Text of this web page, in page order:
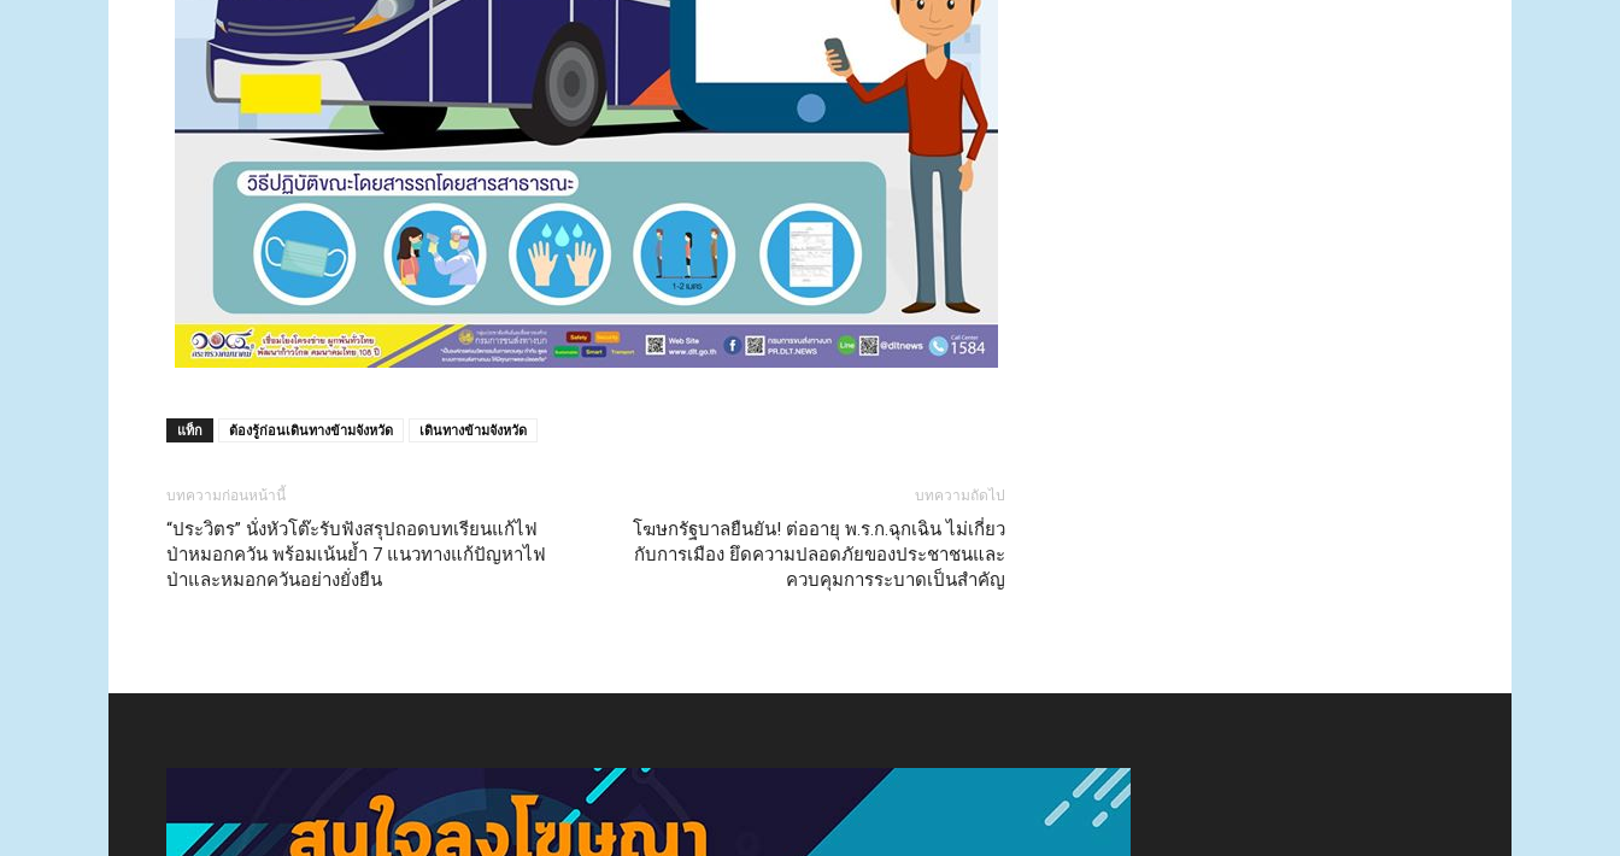
แท็ก ต้องรู้ก่อนเดินทางข้ามจังหวัด เดินทางข้ามจังหวัด
บทความก่อนหน้านี้
“ประวิตร” นั่งหัวโต๊ะรับฟังสรุปถอดบทเรียนแก้ไฟ
ป่าหมอกควัน พร้อมเน้นย้ำ 7 แนวทางแก้ปัญหาไฟ
ป่าและหมอกควันอย่างยั่งยืน
บทความถัดไป
โฆษกรัฐบาลยืนยัน! ต่ออายุ พ.ร.ก.ฉุกเฉิน ไม่เกี่ยว
กับการเมือง ยึดความปลอดภัยของประชาชนและ
ควบคุมการระบาดเป็นสำคัญ